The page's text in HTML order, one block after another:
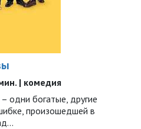
| комедия
одни богатые, другие
произошедшей в